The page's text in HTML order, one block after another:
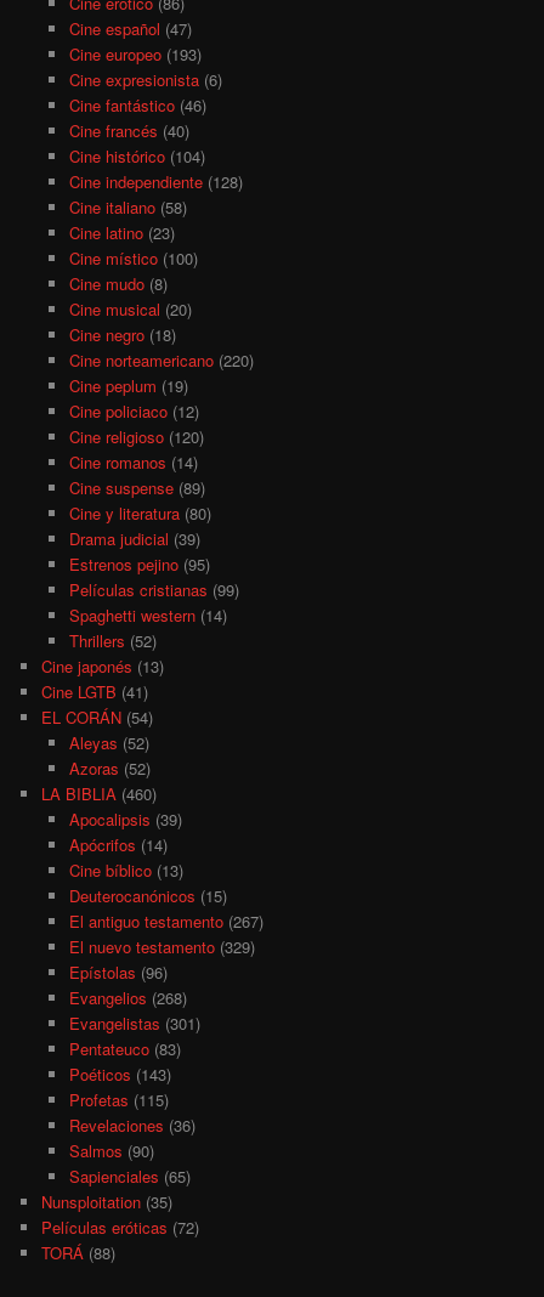
Cine español (47)
Cine europeo(193)
Cine expresionista(6)
Cine fantástico(46)
Cine francés (40)
Cine histórico(104)
Cine independiente(128)
Cine italiano(58)
Cine latino(23)
Cine místico(100)
Cine mudo(8)
Cine musical (20)
Cine negro(18)
Cine norteamericano(220)
Cine peplum (19)
Cine policiaco(12)
Cine religioso(120)
Cine romanos (14)
Cine suspense(89)
Cine y literatura(80)
Drama judicial (39)
Estrenos pejino(95)
Películas cristianas (99)
Spaghetti western(14)
Thrillers (52)
Cine japonés (13)
Cine LGTB (41)
EL CORÁN (54)
Aleyas (52)
Azoras (52)
LA BIBLIA (460)
Apocalipsis (39)
Apócrifos (14)
Cine bíblico(13)
Deuterocanónicos (15)
El antiguo testamento(267)
El nuevo testamento(329)
Epístolas (96)
Evangelios (268)
Evangelistas (301)
Pentateuco(83)
Poéticos (143)
Profetas (115)
Revelaciones (36)
Salmos (90)
Sapienciales (65)
Nunsploitation (35)
Películas eróticas (72)
TORÁ (88)